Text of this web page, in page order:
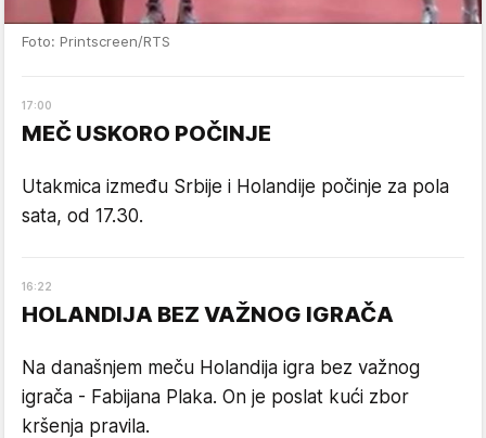
Foto: Printscreen/RTS
17:00
MEČ USKORO POČINJE
Utakmica između Srbije i Holandije počinje za pola
sata, od 17.30.
16:22
HOLANDIJA BEZ VAŽNOG IGRAČA
Na današnjem meču Holandija igra bez važnog
igrača - Fabijana Plaka. On je poslat kući zbor
kršenja pravila.